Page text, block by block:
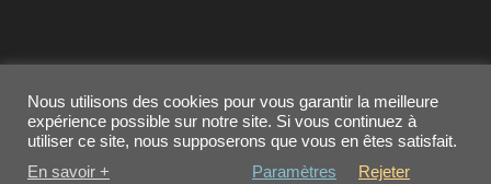
MENTIONS LEGALES
Nous utilisons des cookies pour vous garantir la meilleure
expérience possible sur notre site. Si vous continuez à
utiliser ce site, nous supposerons que vous en êtes satisfait.
En savoir +
Paramètres Rejeter